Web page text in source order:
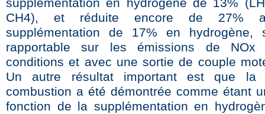
CH4), et réduite encore de 27%
supplémentation de 17% en hydrogène,
rapportable sur les émissions de NOx
conditions et avec une sortie de couple
Un autre résultat important est que la
combustion a été démontrée comme étant
fonction de la supplémentation en